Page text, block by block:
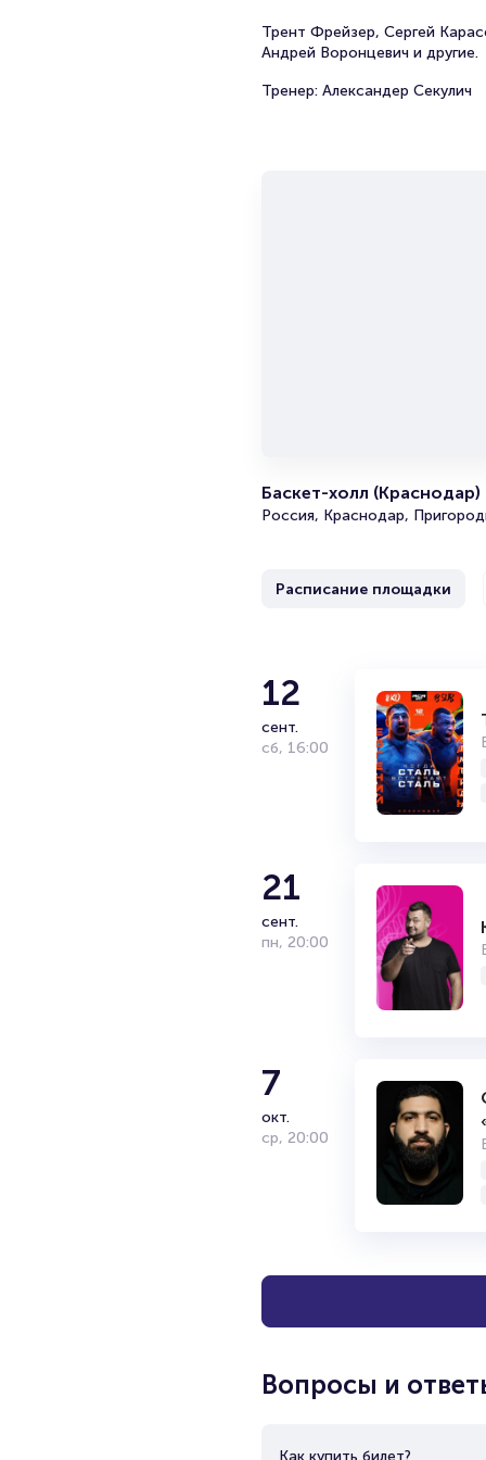
Трент Фрейзер, Сергей
Андрей Воронцевич и другие.
Тренер: Александер Секулич
Баскет-холл (Краснодар)
Россия, Краснодар,
Расписание площадки
12
сент.
сб, 16:00
21
сент.
пн, 20:00
7
окт.
ср, 20:00
Вопросы и
Как купить билет?